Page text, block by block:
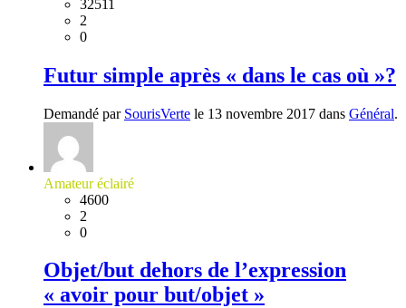
32511
2
0
Futur simple après « dans le cas où »?
Demandé par SourisVerte le 13 novembre 2017 dans Général.
Amateur éclairé
4600
2
0
Objet/but dehors de l’expression
« avoir pour but/objet »